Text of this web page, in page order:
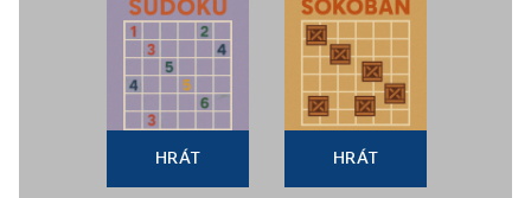
HRÁT HRÁT